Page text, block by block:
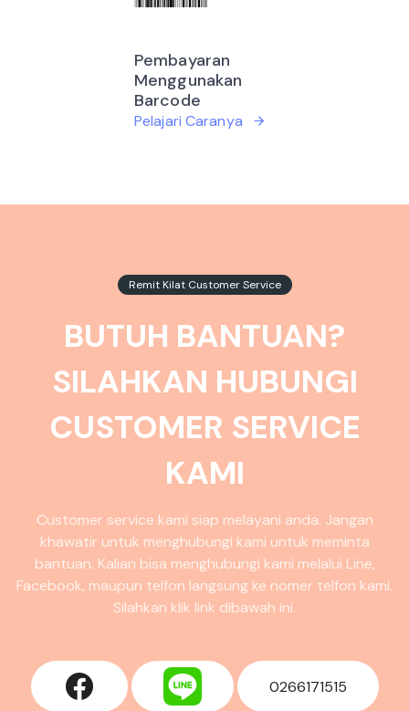
Pembayaran
Menggunakan
Barcode
Pelajari Caranya
Remit Kilat Customer Service
BUTUH BANTUAN?
SILAHKAN HUBUNGI
CUSTOMER SERVICE
KAMI
Customer service kami siap melayani anda. Jangan
khawatir untuk menghubungi kami untuk meminta
bantuan. Kalian bisa menghubungi kami melalui Line,
Facebook, maupun telfon langsung ke nomer telfon kami.
Silahkan klik link dibawah ini.
0266171515